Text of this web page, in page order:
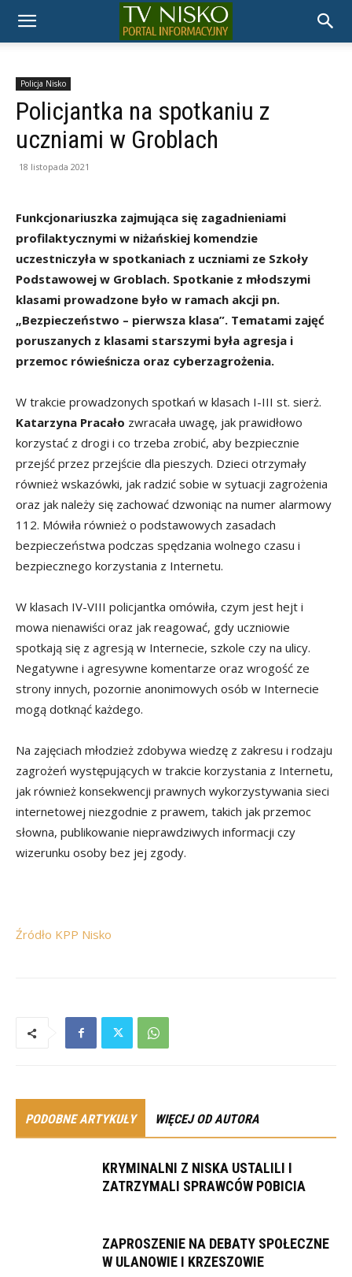
TELEWIZJA
NISKO
Policja Nisko
Policjantka na spotkaniu z
uczniami w Groblach
18 listopada 2021
Funkcjonariuszka zajmująca się zagadnieniami
profilaktycznymi w niżańskiej komendzie
uczestniczyła w spotkaniach z uczniami ze Szkoły
Podstawowej w Groblach. Spotkanie z młodszymi
klasami prowadzone było w ramach akcji pn.
„Bezpieczeństwo – pierwsza klasa”. Tematami zajęć
poruszanych z klasami starszymi była agresja i
przemoc rówieśnicza oraz cyberzagrożenia.
W trakcie prowadzonych spotkań w klasach I-III st. sierż.
Katarzyna Pracało zwracała uwagę, jak prawidłowo
korzystać z drogi i co trzeba zrobić, aby bezpiecznie
przejść przez przejście dla pieszych. Dzieci otrzymały
również wskazówki, jak radzić sobie w sytuacji zagrożenia
oraz jak należy się zachować dzwoniąc na numer alarmowy
112. Mówiła również o podstawowych zasadach
bezpieczeństwa podczas spędzania wolnego czasu i
bezpiecznego korzystania z Internetu.
W klasach IV-VIII policjantka omówiła, czym jest hejt i
mowa nienawiści oraz jak reagować, gdy uczniowie
spotkają się z agresją w Internecie, szkole czy na ulicy.
Negatywne i agresywne komentarze oraz wrogość ze
strony innych, pozornie anonimowych osób w Internecie
mogą dotknąć każdego.
Na zajęciach młodzież zdobywa wiedzę z zakresu i rodzaju
zagrożeń występujących w trakcie korzystania z Internetu,
jak również konsekwencji prawnych wykorzystywania sieci
internetowej niezgodnie z prawem, takich jak przemoc
słowna, publikowanie nieprawdziwych informacji czy
wizerunku osoby bez jej zgody.
Źródło KPP Nisko
PODOBNE ARTYKUŁY WIĘCEJ OD AUTORA
KRYMINALNI Z NISKA USTALILI I
ZATRZYMALI SPRAWCÓW POBICIA
ZAPROSZENIE NA DEBATY SPOŁECZNE
W ULANOWIE I KRZESZOWIE